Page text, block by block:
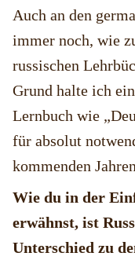
Auch an den
immer noch, wie
russischen
Grund halte ich
Lernbuch wie
für absolut
kommenden
Wie du in der
erwähnst, ist
Unterschied zu